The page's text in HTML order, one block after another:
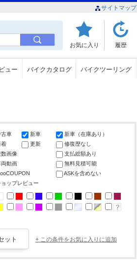
サイトマップ
お気に入り 履歴
ュー バイクカタログ バイクツーリング
古車 新車
新車（在庫あり）
着
更新
修復歴なし
数画像
支払総額あり
両動画
無料見積可能
ASKを含めない
ョップレビュー
+ この条件をお気に入りに追加